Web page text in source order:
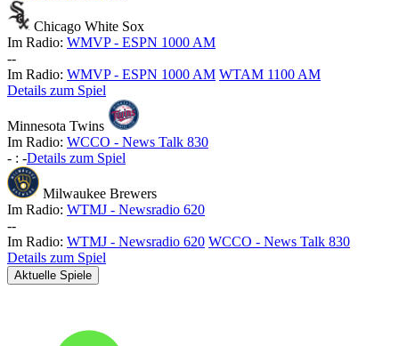
Chicago White Sox
Im Radio: WMVP - ESPN 1000 AM
--
Im Radio: WMVP - ESPN 1000 AM WTAM 1100 AM
Details zum Spiel
Minnesota Twins
Im Radio: WCCO - News Talk 830
- : -Details zum Spiel
Milwaukee Brewers
Im Radio: WTMJ - Newsradio 620
--
Im Radio: WTMJ - Newsradio 620 WCCO - News Talk 830
Details zum Spiel
Aktuelle Spiele